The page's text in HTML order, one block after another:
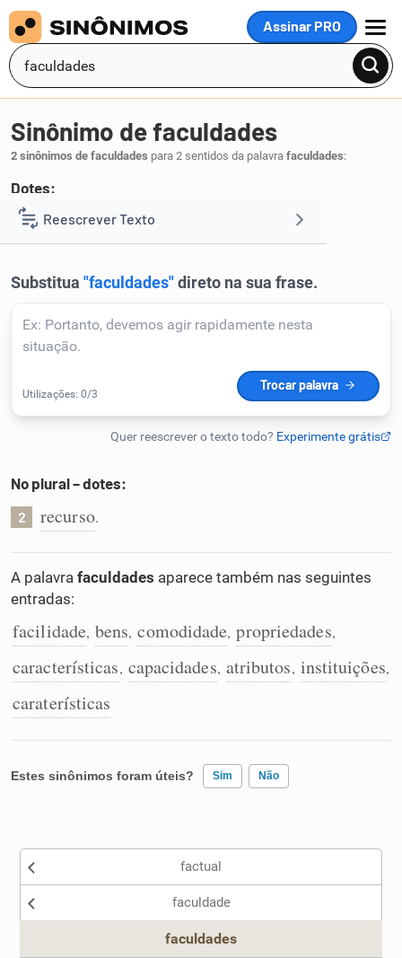
Assinar PRO
MENU
Reescrever Texto
Corrigir Texto
Humanizador de IA
Cata-letras
Conexões
Caça-palavras
Dicionário
Sinônimos
Sinônimo de faculdades
2 sinônimos de faculdades para 2 sentidos da palavra faculdades:
Dotes:
1 recursos.
No plural – dotes:
2 recurso.
A palavra faculdades aparece também nas seguintes
entradas:
facilidade, bens, comodidade, propriedades,
características, capacidades, atributos, instituições,
caraterísticas
Estes sinônimos foram úteis? Sim Não
Nenhum dos sinônimos apresentados me ajudou
factual
faculdade
faculdades